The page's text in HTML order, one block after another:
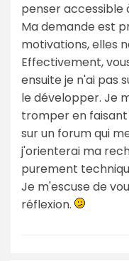
penser accessible
Ma demande est
motivations, elles
Effectivement,
ensuite je n'ai pas
le développer. Je
tromper en
sur un forum qui
j'orienterai ma
purement
Je m'escuse de
réflexion.